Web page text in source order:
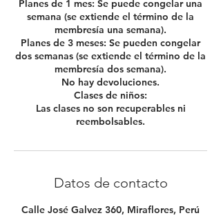
Planes de 1 mes: Se puede congelar una
semana (se extiende el término de la
membresía una semana).
Planes de 3 meses: Se pueden congelar
dos semanas (se extiende el término de la
membresía dos semana).
No hay devoluciones.
Clases de niños:
Las clases no son recuperables ni
reembolsables.
Datos de contacto
Calle José Galvez 360, Miraflores, Perú